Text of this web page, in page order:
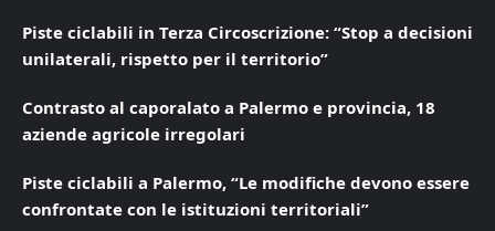
Piste ciclabili in Terza Circoscrizione: “Stop a decisioni
unilaterali, rispetto per il territorio”
Contrasto al caporalato a Palermo e provincia, 18
aziende agricole irregolari
Piste ciclabili a Palermo, “Le modifiche devono essere
confrontate con le istituzioni territoriali”